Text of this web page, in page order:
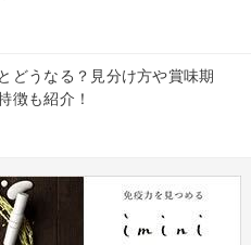
どうなる？見分け方や賞味期
徴も紹介！